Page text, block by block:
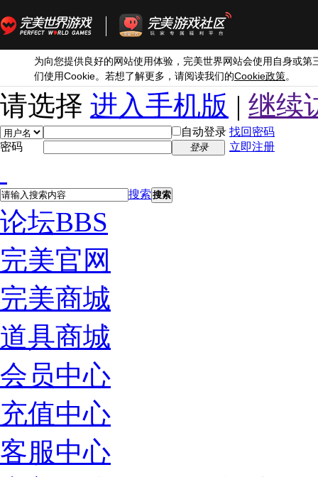
为向您提供良好的网站使用体验，完美世界网站会使用自身或第
们使用Cookie。若想了解更多，请阅读我们的Cookie政策。
请选择 进入手机版 | 继续
自动登录 找回密码
密码
登录 立即注册
搜索 搜索
论坛BBS
完美官网
完美商城
道具商城
会员中心
充值中心
客服中心